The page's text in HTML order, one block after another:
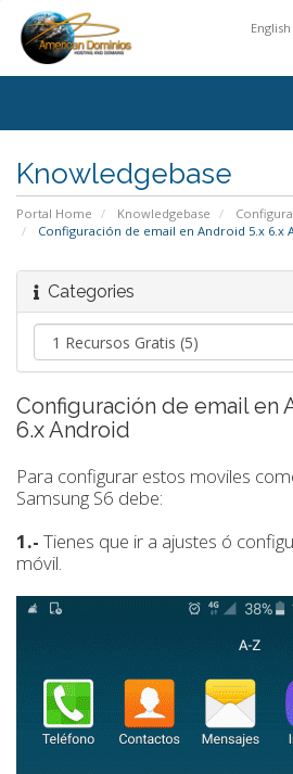
English
Knowledgebase
Portal Home Knowledgebase
Configuración de email en Android 5.x 6.x
Categories
Configuración de email en
6.x Android
Para configurar estos moviles
Samsung S6 debe:
1.- Tienes que ir a ajustes ó
móvil.